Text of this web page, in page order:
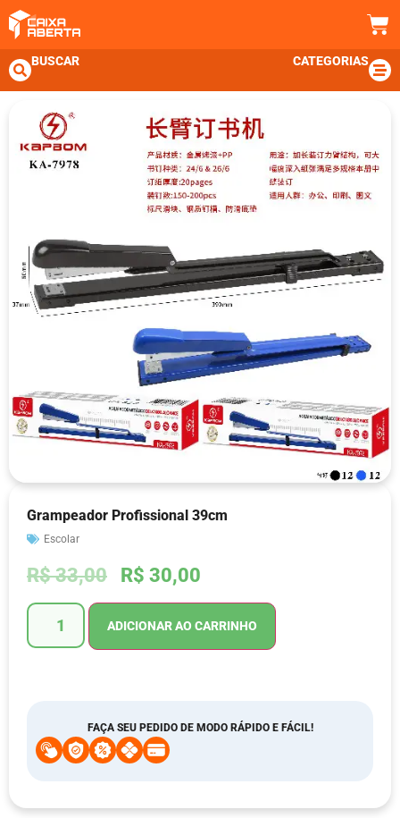
BUSCAR CATEGORIAS
Grampeador Profissional 39cm
Escolar
R$33,00 R$ 30,00
ADICIONAR AO CARRINHO
FAÇA SEU PEDIDO DE MODO RÁPIDO E FÁCIL!